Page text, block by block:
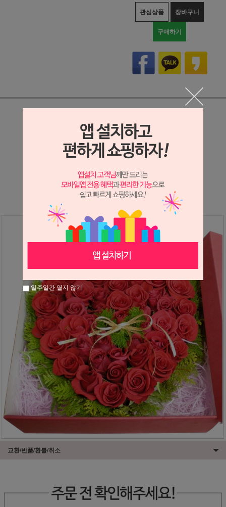
관심상품 장바구니
구매하기
상세정보 새창 열기
상세 정보를 확대해 보실 수 있습니다.
※ 필독해주세요 ※
장미는 시세 변동에 따라 가격이 달라질 수 있으니
문의 후 주문 바랍니다.
교환/반품/환불/취소
일주일간 열지 않기